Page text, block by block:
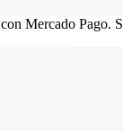
con Mercado Pago.